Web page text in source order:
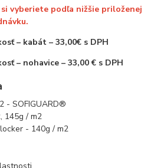
vyberiete podľa nižšie priloženej
– kabát – 33,00€ s DPH
– nohavice – 33,00 € s DPH
- SOFIGUARD®
145g / m2
- 140g / m2